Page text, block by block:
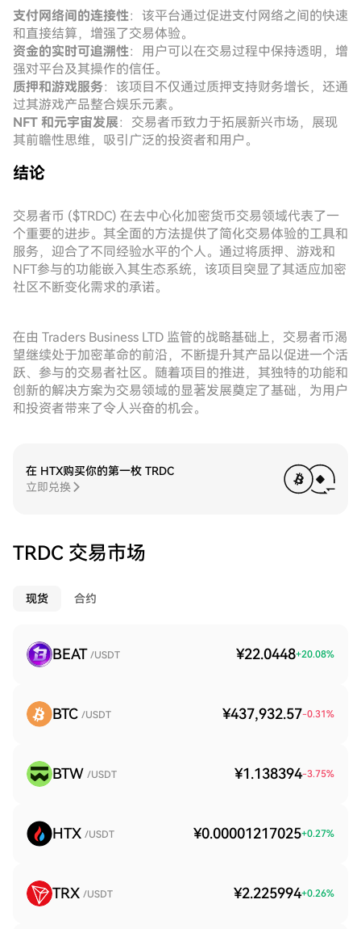
支付网络间的连接性：该平台通过促进支付网络之间的快速
和直接结算，增强了交易体验。
资金的实时可追溯性：用户可以在交易过程中保持透明，增
强对平台及其操作的信任。
质押和游戏服务：该项目不仅通过质押支持财务增长，还通
过其游戏产品整合娱乐元素。
NFT 和元宇宙发展：交易者币致力于拓展新兴市场，展现
其前瞻性思维，吸引广泛的投资者和用户。
结论
交易者币 ($TRDC) 在去中心化加密货币交易领域代表了一
个重要的进步。其全面的方法提供了简化交易体验的工具和
服务，迎合了不同经验水平的个人。通过将质押、游戏和
NFT参与的功能嵌入其生态系统，该项目突显了其适应加密
社区不断变化需求的承诺。
在由 Traders Business LTD 监管的战略基础上，交易者币渴
望继续处于加密革命的前沿，不断提升其产品以促进一个活
跃、参与的交易者社区。随着项目的推进，其独特的功能和
创新的解决方案为交易领域的显著发展奠定了基础，为用户
和投资者带来了令人兴奋的机会。
在 HTX购买你的第一枚 TRDC
立即兑换
TRDC 交易市场
现货 合约
BEAT /USDT ¥22.0448+20.08%
BTC /USDT ¥437,932.57-0.31%
BTW /USDT ¥1.138394-3.75%
HTX /USDT ¥0.00001217025+0.27%
TRX /USDT ¥2.225994+0.26%